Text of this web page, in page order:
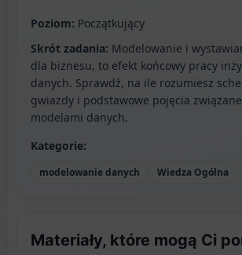
Poziom: Początkujący
Skrót zadania: Modelowanie i
dla biznesu, to efekt końcowy pracy
danych. Sprawdź, na ile rozumiesz
gwiazdy i podstawowe pojęcia
modelami danych.
Kategorie:
modelowanie danych Wiedza Ogólna
Materiały, które mogą Ci